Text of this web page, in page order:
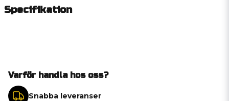
Specifikation
Varför handla hos oss?
Snabba leveranser